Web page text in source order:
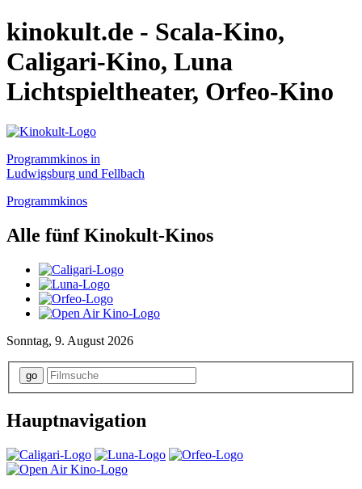
kinokult.de - Scala-Kino,
Caligari-Kino, Luna
Lichtspieltheater, Orfeo-Kino
Programmkinos in
Ludwigsburg und Fellbach
Programmkinos
Alle fünf Kinokult-Kinos
Sonntag, 9. August 2026
Hauptnavigation